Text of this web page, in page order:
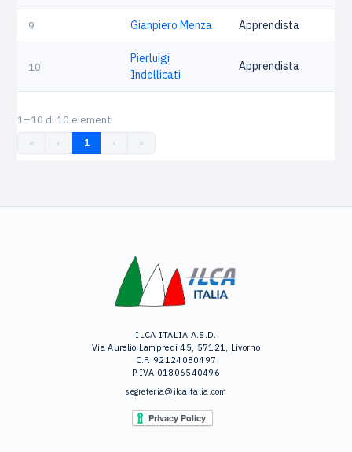
9 Gianpiero Menza Apprendista
10
Pierluigi
Indellicati
Apprendista
1–10 di 10 elementi
« ‹ 1 › »
ILCA ITALIA A.S.D.
Via Aurelio Lampredi 45, 57121, Livorno
C.F. 92124080497
P.IVA 01806540496
segreteria@ilcaitalia.com